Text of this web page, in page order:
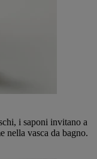
i saponi invitano a
nella vasca da bagno.